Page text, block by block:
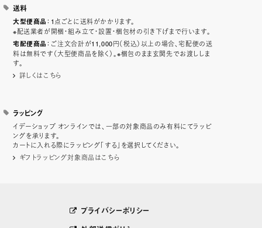
送料
大型便商品 ：1点ごとに送料がかかります。
※配送業者が開梱・組み立て・設置・梱包材の引き下げまで行います。
宅配便商品 ：ご注文合計が11,000円（税込）以上の場合、宅配便の送
料は無料です（大型便商品を除く）。※梱包のまま玄関先でお渡ししま
す。
詳しくはこちら
ラッピング
イデーショップ オンラインでは、一部の対象商品のみ有料にてラッピ
ングを承ります。
カートに入れる際にラッピング「する」を選択してください。
ギフトラッピング対象商品はこちら
プライバシーポリシー